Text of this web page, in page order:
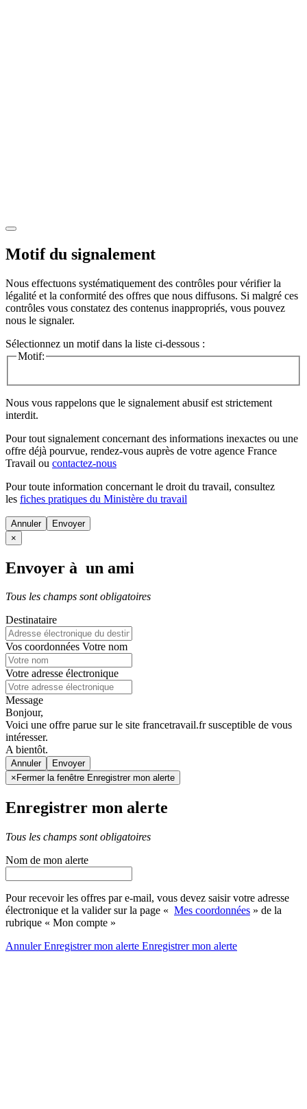
Motif du signalement
Nous effectuons systématiquement des contrôles pour vérifier la
légalité et la conformité des offres que nous diffusons. Si malgré ces
contrôles vous constatez des contenus inappropriés, vous pouvez
nous le signaler.
Sélectionnez un motif dans la liste ci-dessous :
Motif:
Nous vous rappelons que le signalement abusif est strictement
interdit.
Pour tout signalement concernant des informations inexactes ou une
offre déjà pourvue, rendez-vous auprès de votre agence France
Travail ou contactez-nous
Pour toute information concernant le droit du travail, consultez
les fiches pratiques du Ministère du travail
Annuler
×
Envoyer à un ami
Tous les champs sont obligatoires
Destinataire
Vos coordonnées Votre nom
Votre adresse électronique
Message
Bonjour,
Voici une offre parue sur le site francetravail.fr susceptible de vous
intéresser.
A bientôt.
Annuler
× Fermer la fenêtre Enregistrer mon alerte
Enregistrer mon alerte
Tous les champs sont obligatoires
Nom de mon alerte
Pour recevoir les offres par e-mail, vous devez saisir votre adresse
électronique et la valider sur la page « Mes coordonnées » de la
rubrique « Mon compte »
AnnulerEnregistrer mon alerte Enregistrermon alerte